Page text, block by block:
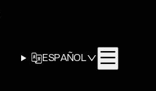
SELECTOR DE
IDIOMA
ESPAÑOL